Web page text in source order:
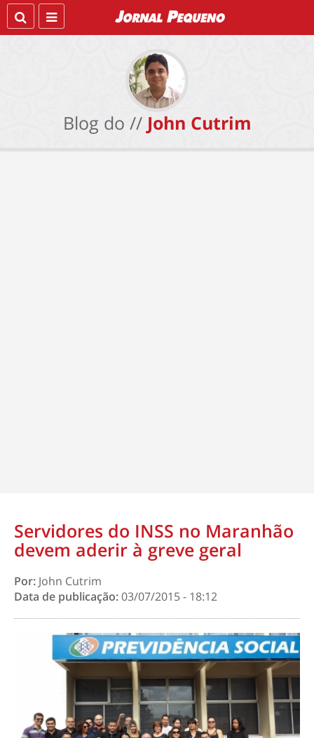
Blog do // John Cutrim
Servidores do INSS no Maranhão
devem aderir à greve geral
Por: John Cutrim
Data de publicação:03/07/2015 - 18:12